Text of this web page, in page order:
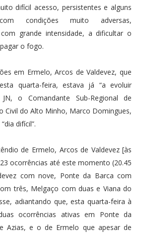
difícil acesso, persistentes e alguns
condições muito adversas,
grande intensidade, a dificultar o
o fogo.
em Ermelo, Arcos de Valdevez, que
quarta-feira, estava já “a evoluir
o Comandante Sub-Regional de
Civil do Alto Minho, Marco Domingues,
difícil”.
de Ermelo, Arcos de Valdevez [às
ocorrências até este momento (20.45
com nove, Ponte da Barca com
três, Melgaço com duas e Viana do
adiantando que, esta quarta-feira à
ocorrências ativas em Ponte da
Azias, e o de Ermelo que apesar de